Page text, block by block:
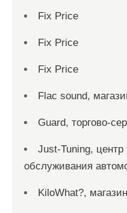
Fix Price
Fix Price
Fix Price
Flac sound,
Guard, торгово-
Just-Tuning, центр
обслуживания
KiloWhat?,